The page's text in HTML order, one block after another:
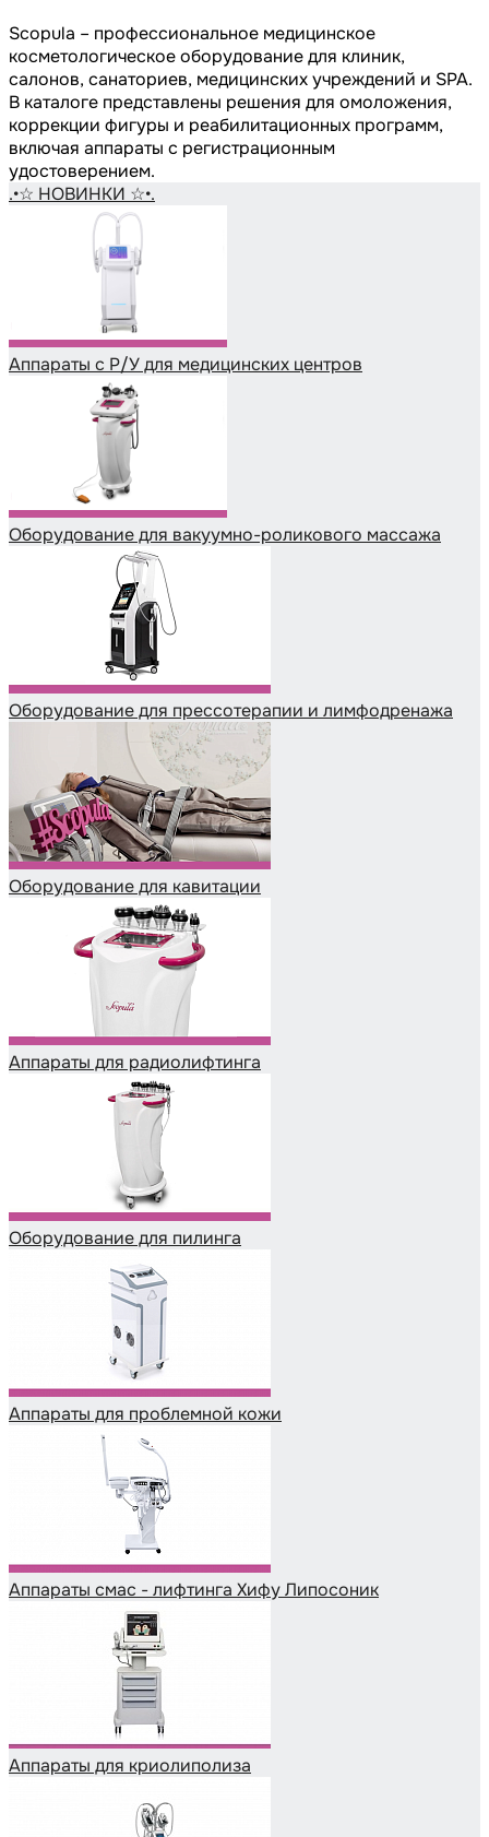
Scopula – профессиональное медицинское
косметологическое оборудование для клиник,
салонов, санаториев, медицинских учреждений и SPA.
В каталоге представлены решения для омоложения,
коррекции фигуры и реабилитационных программ,
включая аппараты с регистрационным
удостоверением.
.•☆ НОВИНКИ ☆•.
Аппараты с Р/У для медицинских центров
Оборудование для вакуумно-роликового массажа
Оборудование для прессотерапии и лимфодренажа
Оборудование для кавитации
Аппараты для радиолифтинга
Оборудование для пилинга
Аппараты для проблемной кожи
Аппараты cмас - лифтинга Хифу Липосоник
Аппараты для криолиполиза